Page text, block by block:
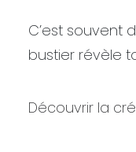
C’est souvent
bustier révèle
Découvrir la